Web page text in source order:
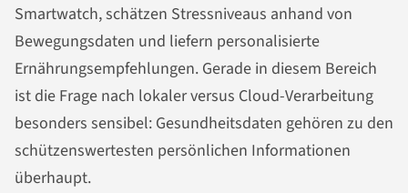
Smartwatch, schätzen Stressniveaus anhand von
Bewegungsdaten und liefern personalisierte
Ernährungsempfehlungen. Gerade in diesem Bereich
ist die Frage nach lokaler versus Cloud-Verarbeitung
besonders sensibel: Gesundheitsdaten gehören zu den
schützenswertesten persönlichen Informationen
überhaupt.